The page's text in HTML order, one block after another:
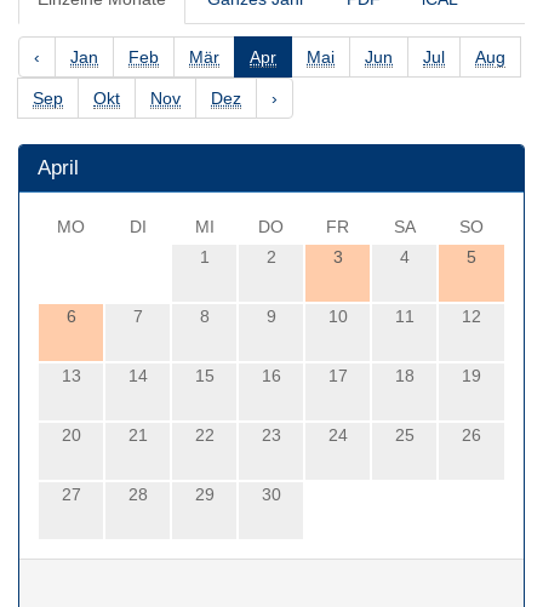
‹ Jan Feb Mär Apr Mai Jun Jul Aug
Sep Okt Nov Dez ›
April
MO DI MI DO FR SA
SO
1
2 3 4 5
6 7 8 9 10 11 12
13 14 15 16 17 18 19
20 21 22 23 24 25 26
27 28 29 30